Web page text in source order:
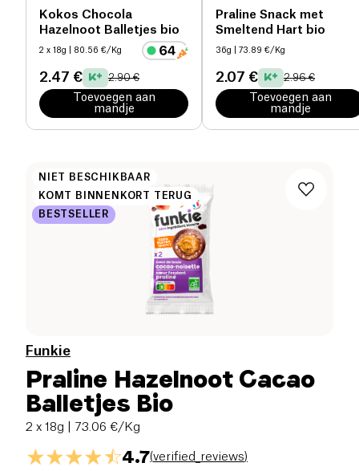
Kokos Chocola
Hazelnoot Balletjes bio
2 x 18g | 80.56 €/Kg
2.47 € 2.90 €
Toevoegen aan
mandje
Praline Snack met
Smeltend Hart bio
36g | 73.89 €/Kg
2.07 € 2.96 €
Toevoegen aan
mandje
NIET BESCHIKBAAR
KOMT BINNENKORT TERUG
BESTSELLER
Funkie
Praline Hazelnoot Cacao
Balletjes Bio
2 x 18g | 73.06 €/Kg
4.7(verified_reviews)